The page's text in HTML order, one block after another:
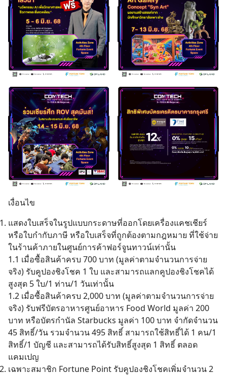
Search
for:
เงื่อนไข
แสดงใบเสร็จในรูปแบบกระดาษที่ออกโดยเครื่องแคชเชียร์
หรือใบกำกับภาษี หรือใบเสร็จที่ถูกต้องตามกฎหมาย ที่ใช้จ่าย
ในร้านค้าภายในศูนย์การค้าฟอร์จูนทาวน์เท่านั้น
1.1 เมื่อซื้อสินค้าครบ 700 บาท (มูลค่าตามจำนวนการจ่าย
จริง) รับคูปองชิงโชค 1 ใบ และสามารถแลกคูปองชิงโชคได้
สูงสุด 5 ใบ/1 ท่าน/1 วันเท่านั้น
1.2 เมื่อซื้อสินค้าครบ 2,000 บาท (มูลค่าตามจำนวนการจ่าย
จริง) รับฟรีบัตรอาหารศูนย์อาหาร Food World มูลค่า 200
บาท หรือบัตรกำนัล Starbucks มูลค่า 100 บาท จำกัดจำนวน
45 สิทธิ์/วัน รวมจำนวน 495 สิทธิ์ สามารถใช้สิทธิ์ได้ 1 คน/1
สิทธิ์/1 บัญชี และสามารถได้รับสิทธิ์สูงสุด 1 สิทธิ์ ตลอด
แคมเปญ
เฉพาะสมาชิก Fortune Point รับคูปองชิงโชคเพิ่มจำนวน 2